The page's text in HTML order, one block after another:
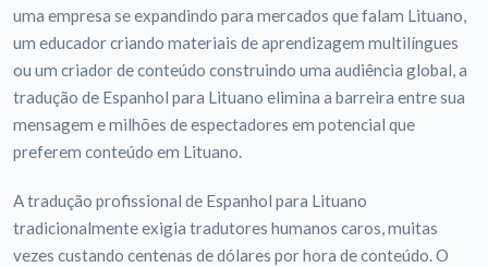
uma empresa se expandindo para mercados que falam Lituano,
um educador criando materiais de aprendizagem multilíngues
ou um criador de conteúdo construindo uma audiência global, a
tradução de Espanhol para Lituano elimina a barreira entre sua
mensagem e milhões de espectadores em potencial que
preferem conteúdo em Lituano.
A tradução profissional de Espanhol para Lituano
tradicionalmente exigia tradutores humanos caros, muitas
vezes custando centenas de dólares por hora de conteúdo. O